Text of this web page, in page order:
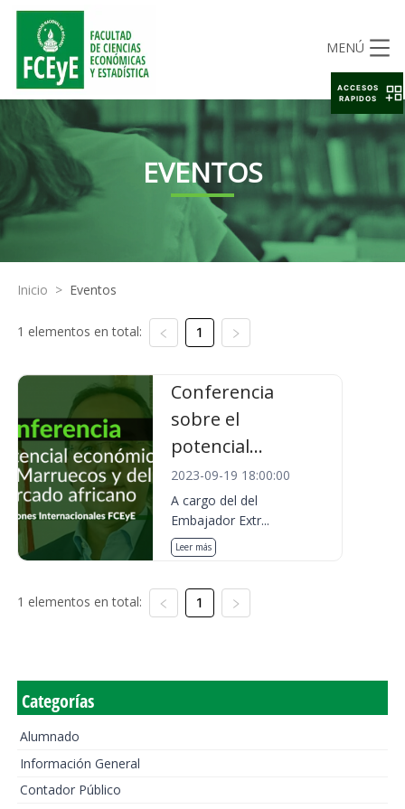
MENÚ
EVENTOS
Inicio > Eventos
1 elementos en total: 1
Conferencia
sobre el
potencial...
2023-09-19 18:00:00
A cargo del del
Embajador Extr...
Leer más
1 elementos en total: 1
Categorías
Alumnado
Información General
Contador Público
ACCESOS
RAPIDOS